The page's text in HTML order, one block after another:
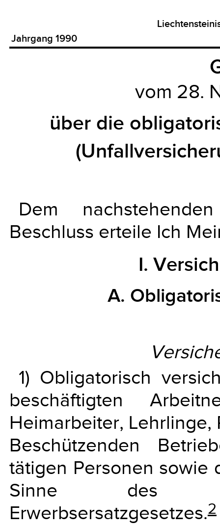
Jahrgang 1990
vom 28.
über die
Dem
Beschluss erteile Ich
I.
A.
1) Obligatorisch
beschäftigten
Heimarbeiter,
Beschützenden
tätigen Personen sowie
Sinne des
Erwerbsersatzgesetzes.2